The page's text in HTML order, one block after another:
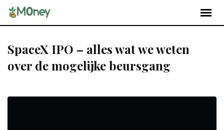
SpaceX IPO – alles wat we weten
over de mogelijke beursgang